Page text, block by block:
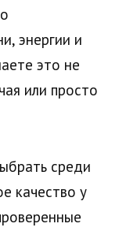
энергии и
это не
или просто
среди
качество у